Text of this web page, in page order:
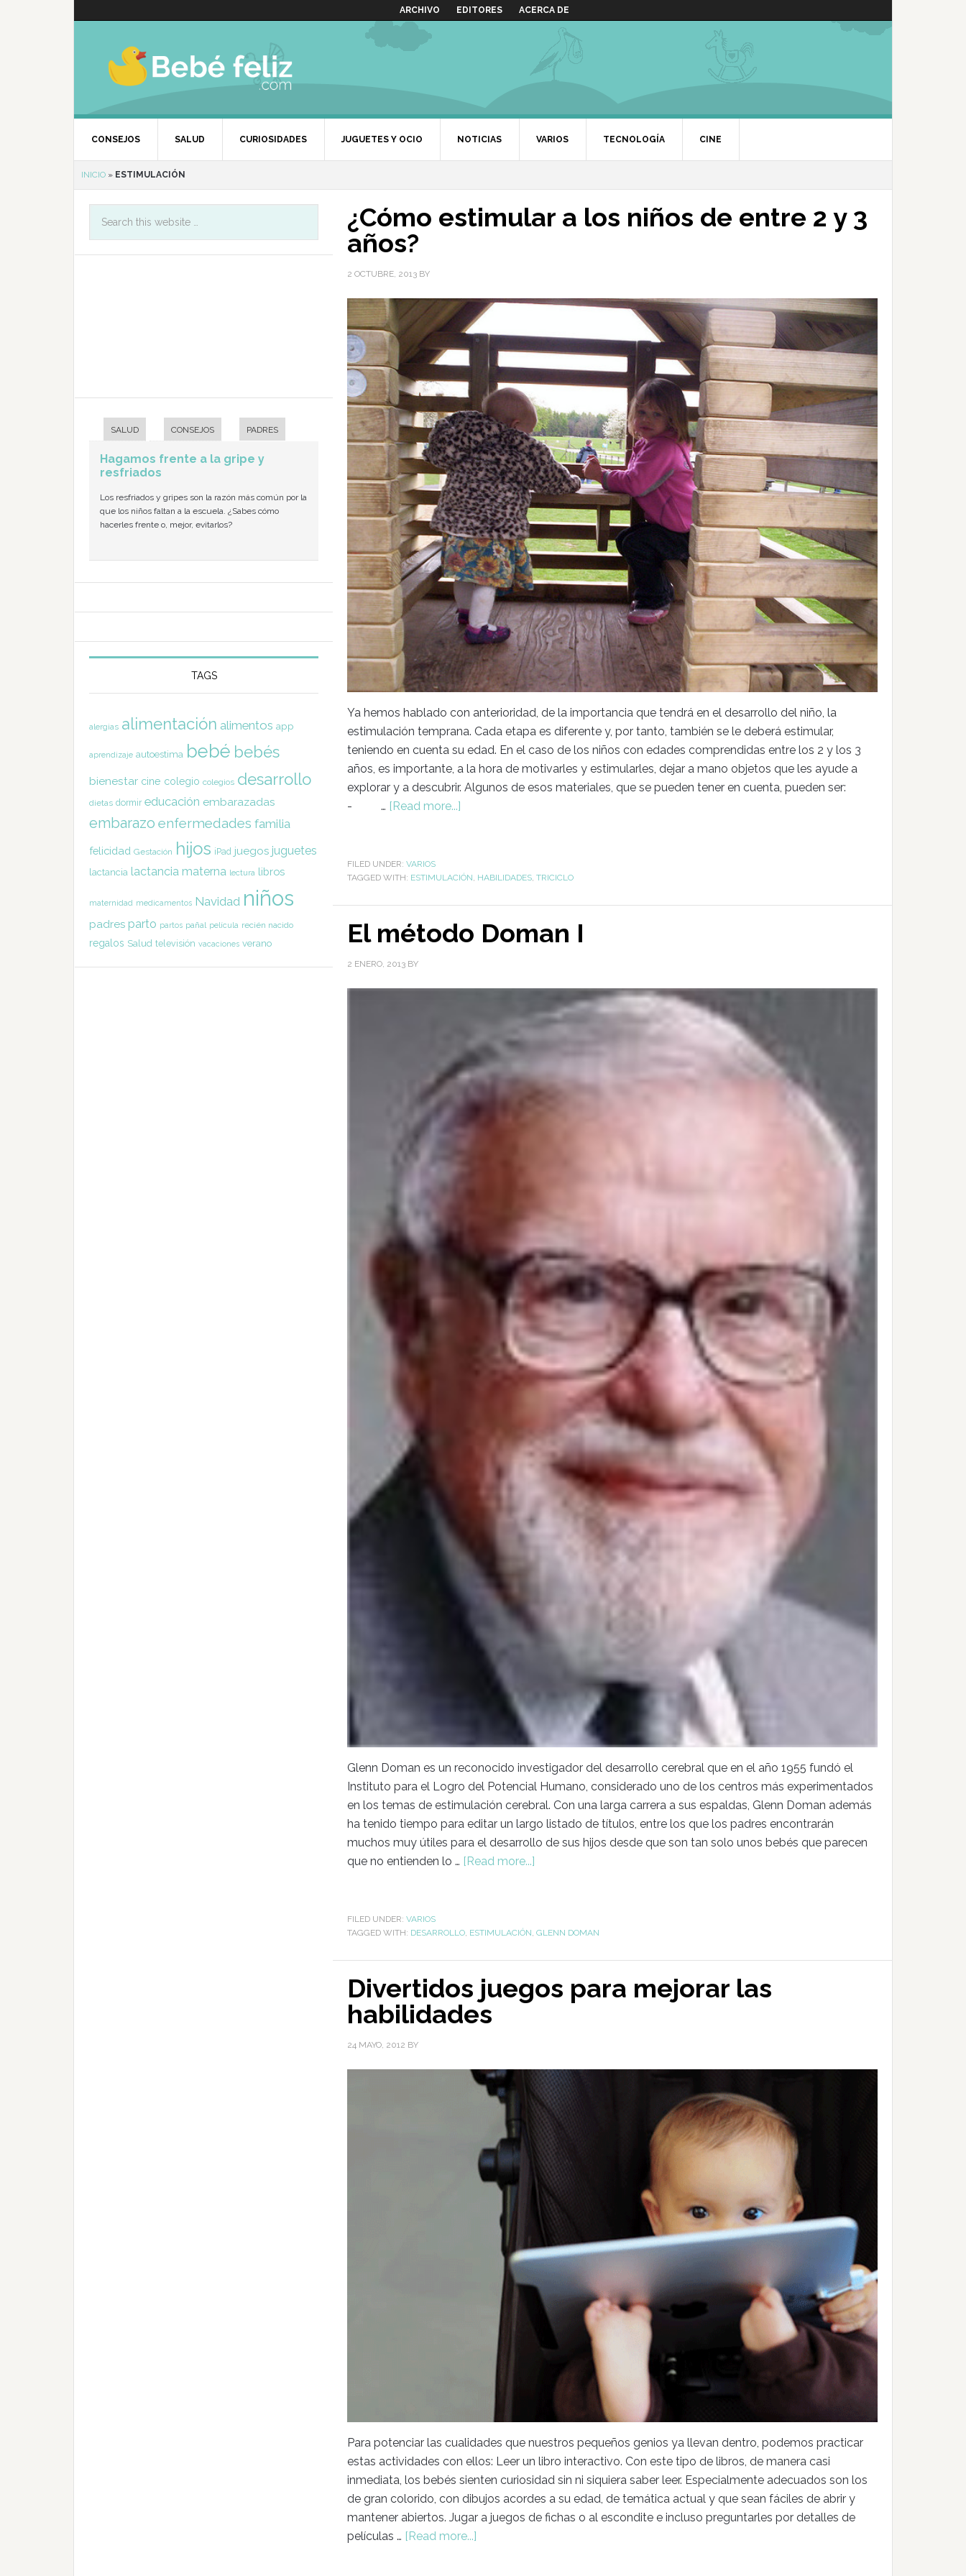
ARCHIVO EDITORES ACERCA DE
CONSEJOS SALUD CURIOSIDADES JUGUETES Y OCIO NOTICIAS VARIOS TECNOLOGÍA CINE
INICIO » ESTIMULACIÓN
¿Cómo estimular a los niños de entre 2 y 3
años?
2 OCTUBRE, 2013 BY
Ya hemos hablado con anterioridad, de la importancia que tendrá en el desarrollo del niño, la
estimulación temprana. Cada etapa es diferente y, por tanto, también se le deberá estimular,
teniendo en cuenta su edad. En el caso de los niños con edades comprendidas entre los 2 y los 3
años, es importante, a la hora de motivarles y estimularles, dejar a mano objetos que les ayude a
explorar y a descubrir. Algunos de esos materiales, que se pueden tener en cuenta, pueden ser:
- … [Read more...]
FILED UNDER: VARIOS
TAGGED WITH: ESTIMULACIÓN HABILIDADES TRICICLO
El método Doman I
2 ENERO, 2013 BY
Glenn Doman es un reconocido investigador del desarrollo cerebral que en el año 1955 fundó el
Instituto para el Logro del Potencial Humano, considerado uno de los centros más experimentados
en los temas de estimulación cerebral. Con una larga carrera a sus espaldas, Glenn Doman además
ha tenido tiempo para editar un largo listado de títulos, entre los que los padres encontrarán
muchos muy útiles para el desarrollo de sus hijos desde que son tan solo unos bebés que parecen
que no entienden lo … [Read more...]
FILED UNDER: VARIOS
TAGGED WITH: DESARROLLO, ESTIMULACIÓN, GLENN DOMAN
Divertidos juegos para mejorar las
habilidades
24 MAYO, 2012 BY
Para potenciar las cualidades que nuestros pequeños genios ya llevan dentro, podemos practicar
estas actividades con ellos: Leer un libro interactivo. Con este tipo de libros, de manera casi
inmediata, los bebés sienten curiosidad sin ni siquiera saber leer. Especialmente adecuados son los
de gran colorido, con dibujos acordes a su edad, de temática actual y que sean fáciles de abrir y
mantener abiertos. Jugar a juegos de fichas o al escondite e incluso preguntarles por detalles de
películas … [Read more...]
SALUD CONSEJOS PADRES
Hagamos frente a la gripe y
resfriados
Los resfriados y gripes son la razón más común por la
que los niños faltan a la escuela. ¿Sabes cómo
hacerles frente o, mejor, evitarlos?
TAGS
alergias alimentación alimentos app
aprendizaje autoestima bebé bebés
bienestar cine colegio colegios desarrollo
dietas dormir educación embarazadas
embarazo enfermedades familia
felicidad Gestación hijos iPad juegos juguetes
lactancia lactancia materna lectura libros
maternidad medicamentos Navidad niños
padres parto partos pañal película recién nacido
regalos Salud televisión vacaciones verano